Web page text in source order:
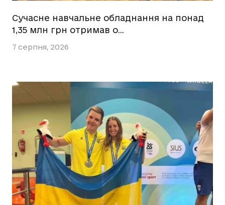
Сучасне навчальне обладнання на понад
1,35 млн грн отримав о…
7 серпня, 2026